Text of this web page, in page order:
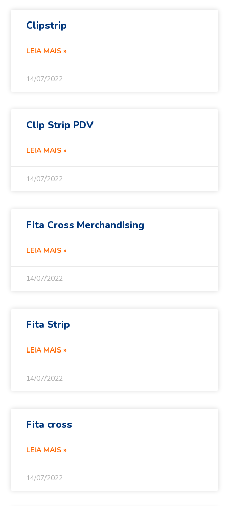
Clipstrip
LEIA MAIS »
14/07/2022
Clip Strip PDV
LEIA MAIS »
14/07/2022
Fita Cross Merchandising
LEIA MAIS »
14/07/2022
Fita Strip
LEIA MAIS »
14/07/2022
Fita cross
LEIA MAIS »
14/07/2022